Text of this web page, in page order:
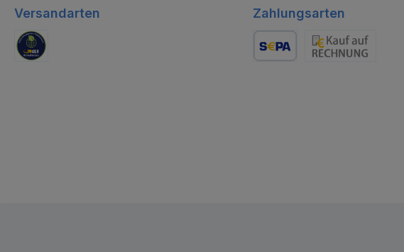
Versandarten Zahlungsarten